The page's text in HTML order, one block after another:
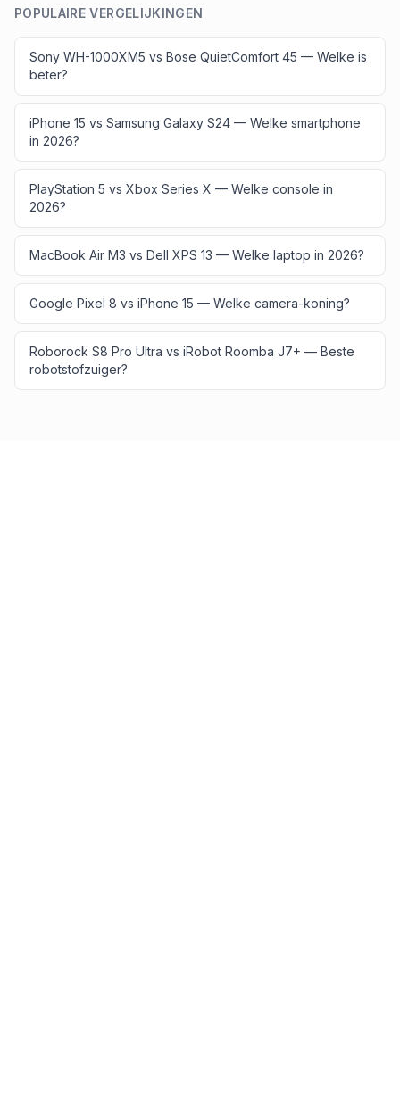
POPULAIRE VERGELIJKINGEN
Sony WH-1000XM5 vs Bose QuietComfort 45 — Welke is
beter?
iPhone 15 vs Samsung Galaxy S24 — Welke smartphone
in 2026?
PlayStation 5 vs Xbox Series X — Welke console in
2026?
MacBook Air M3 vs Dell XPS 13 — Welke laptop in 2026?
Google Pixel 8 vs iPhone 15 — Welke camera-koning?
Roborock S8 Pro Ultra vs iRobot Roomba J7+ — Beste
robotstofzuiger?